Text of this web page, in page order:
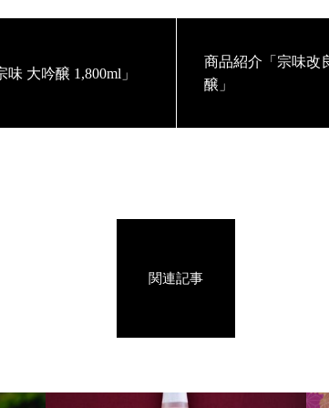
大吟醸 1,800ml」
商品紹介「宗味改
醸」
関連記事